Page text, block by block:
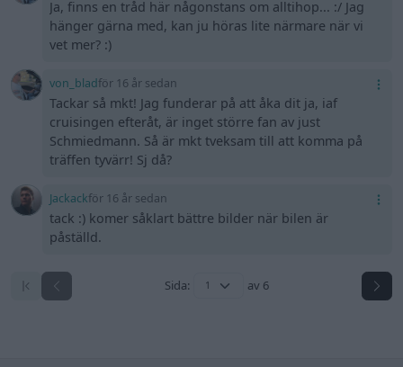
Ja, finns en tråd här någonstans om alltihop... :/ Jag
hänger gärna med, kan ju höras lite närmare när vi
vet mer? :)
von_bladför 16 år sedan
Tackar så mkt! Jag funderar på att åka dit ja, iaf
cruisingen efteråt, är inget större fan av just
Schmiedmann. Så är mkt tveksam till att komma på
träffen tyvärr! Sj då?
Jackackför 16 år sedan
tack :) komer såklart bättre bilder när bilen är
påställd.
Sida: av 6